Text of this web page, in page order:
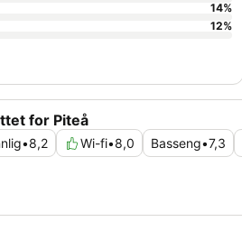
for Piteå
•8,2 Wi-fi•8,0 Basseng•7,3
14%
12%